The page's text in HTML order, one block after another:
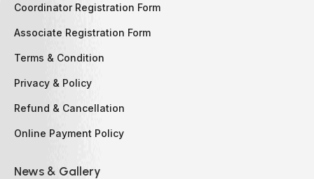
Coordinator Registration Form
Associate Registration Form
Terms & Condition
Privacy & Policy
Refund & Cancellation
Online Payment Policy
News & Gallery